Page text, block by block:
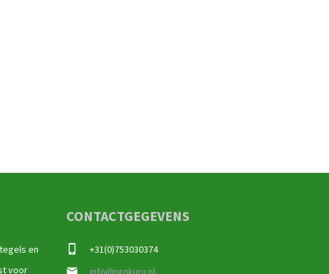
en
voor
CONTACTGEGEVENS
+31(0)753030374
info@prokuru.nl,